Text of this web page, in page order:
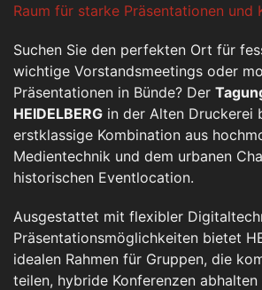
Raum für starke Präsentationen und
Suchen Sie den perfekten Ort für
wichtige Vorstandsmeetings oder
Präsentationen in Bünde? Der
HEIDELBERG in der Alten Druckerei
erstklassige Kombination aus
Medientechnik und dem urbanen
historischen Eventlocation.
Ausgestattet mit flexibler
Präsentationsmöglichkeiten bietet
idealen Rahmen für Gruppen, die
teilen, hybride Konferenzen